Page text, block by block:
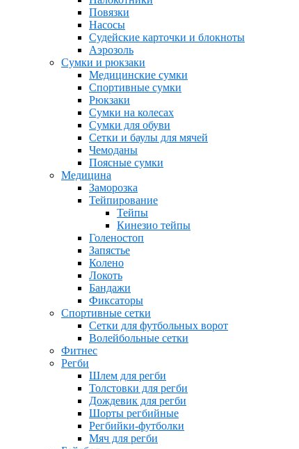
Повязки
Насосы
Судейские карточки и блокноты
Аэрозоль
Сумки и рюкзаки
Медицинские сумки
Спортивные сумки
Рюкзаки
Сумки на колесах
Сумки для обуви
Сетки и баулы для мячей
Чемоданы
Поясные сумки
Медицина
Заморозка
Тейпирование
Тейпы
Кинезио тейпы
Голеностоп
Запястье
Колено
Локоть
Бандажи
Фиксаторы
Спортивные сетки
Сетки для футбольных ворот
Волейбольные сетки
Фитнес
Регби
Шлем для регби
Толстовки для регби
Дождевик для регби
Шорты регбийные
Регбийки-футболки
Мяч для регби